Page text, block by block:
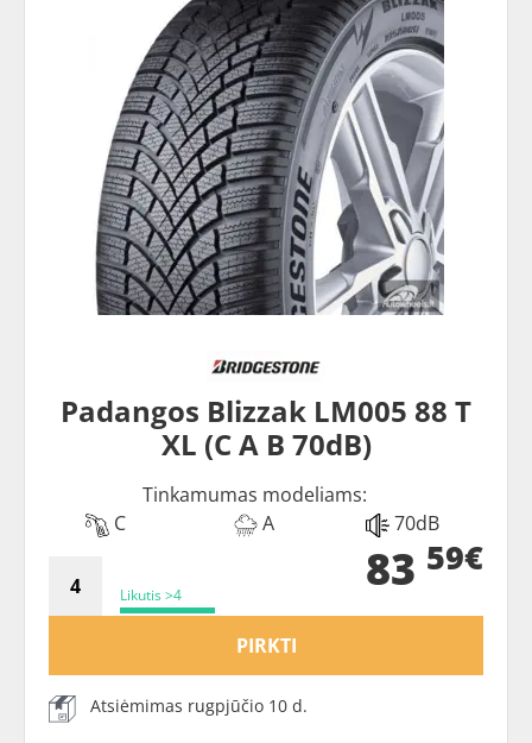
Padangos Blizzak LM005 88 T
XL (C A B 70dB)
Tinkamumas modeliams:
C
A 70dB
Likutis >4 83 59€
PIRKTI
Atsiėmimas rugpjūčio 10 d.